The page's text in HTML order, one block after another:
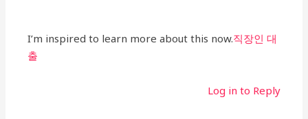
I’m inspired to learn more about this now.직장인 대
출
Log in to Reply